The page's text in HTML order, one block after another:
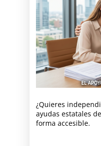
¿Quieres
ayudas estatales
forma accesible.